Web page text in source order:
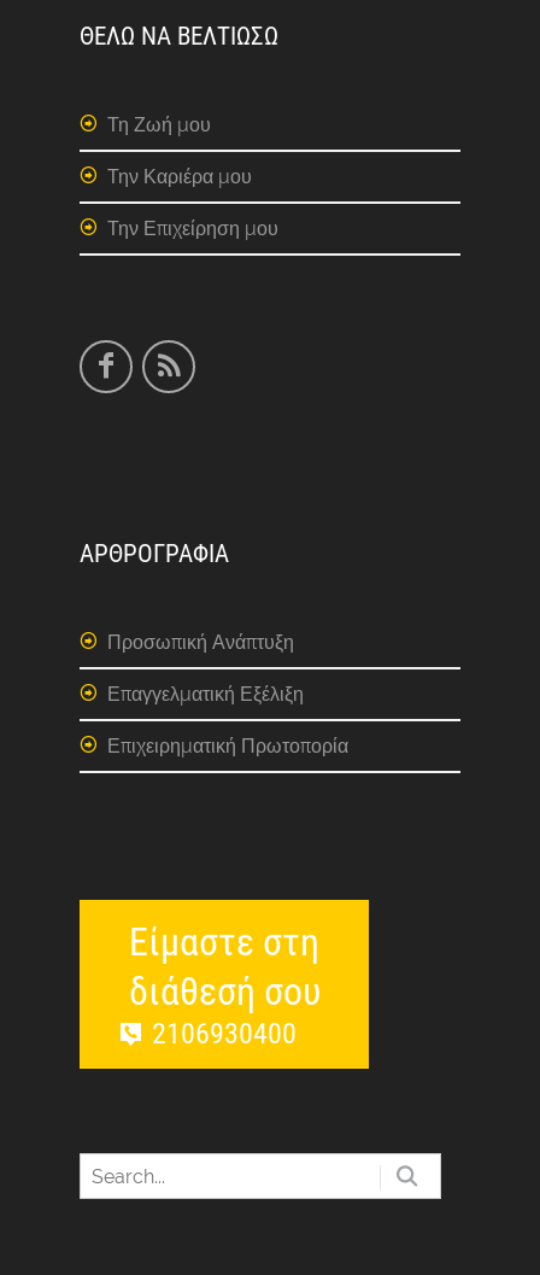
ΘΕΛΩ ΝΑ ΒΕΛΤΙΩΣΩ
Τη Ζωή μου
Την Καριέρα μου
Την Επιχείρηση μου
ΑΡΘΡΟΓΡΑΦΙΑ
Προσωπική Ανάπτυξη
Επαγγελματική Εξέλιξη
Επιχειρηματική Πρωτοπορία
Είμαστε στη
διάθεσή σου
2106930400